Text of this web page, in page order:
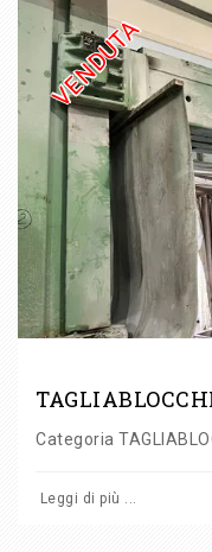
VENDUTA
Categoria
Leggi di più ...